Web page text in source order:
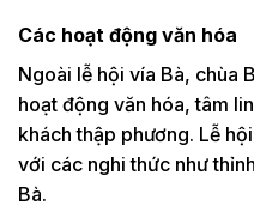
Các hoạt động văn hóa
Ngoài lễ hội vía Bà, chùa
hoạt động văn hóa, tâm
khách thập phương. Lễ
với các nghi thức như
Bà.